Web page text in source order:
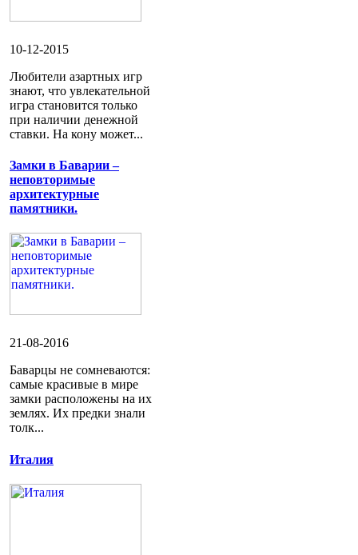
10-12-2015
Любители азартных игр
знают, что увлекательной
игра становится только
при наличии денежной
ставки. На кону может...
Замки в Баварии –
неповторимые
архитектурные
памятники.
21-08-2016
Баварцы не сомневаются:
самые красивые в мире
замки расположены на их
землях. Их предки знали
толк...
Италия